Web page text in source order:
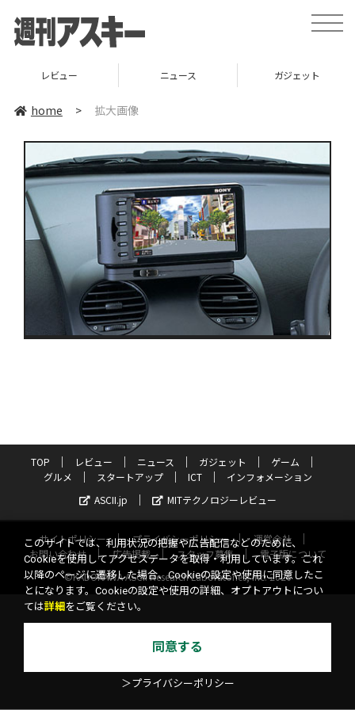
toggle
レビュー ニュース ガジェット
home > 拡大画像
TOP レビュー ニュース ガジェット
ゲーム
グルメ
スタートアップ ICT
インフォメーション
ASCII.jp
MITテクノロジーレビュー
サイトポリシー プライバシーポリシー
運営会社
お問い合わせ
広告掲載 スタッフ募集
電子版について
©KADOKAWA ASCII Research Laboratories, Inc. 2026
このサイトでは、利用状況の把握や広告配信などのために、
Cookieを使用してアクセスデータを取得・利用しています。これ
以降のページに遷移した場合、Cookieの設定や使用に同意したこ
とになります。Cookieの設定や使用の詳細、オプトアウトについ
ては詳細 をご覧ください。
同意する
＞プライバシーポリシー